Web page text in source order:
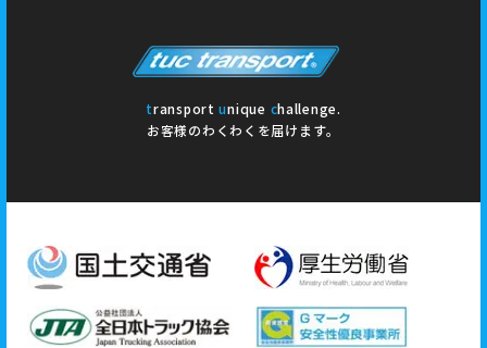
transportunique challenge.
お客様のわくわくを届けます。